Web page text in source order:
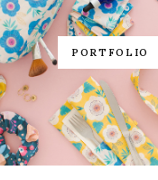
PORTFOLIO